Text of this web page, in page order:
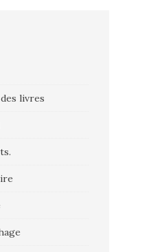
livres